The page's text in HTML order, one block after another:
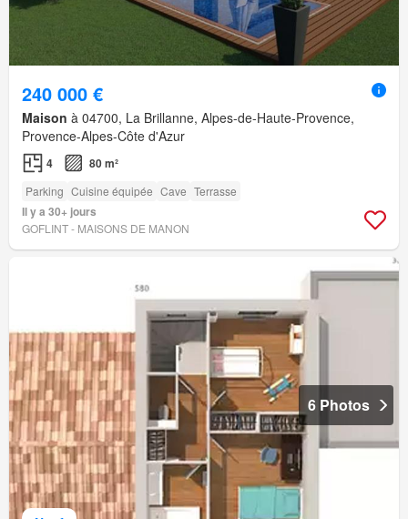
240 000 €
Maison à 04700, La Brillanne, Alpes-de-Haute-Provence,
Provence-Alpes-Côte d'Azur
4 80 m²
Parking Cuisine équipée Cave Terrasse
Il y a 30+ jours
GOFLINT - MAISONS DE MANON
6 Photos